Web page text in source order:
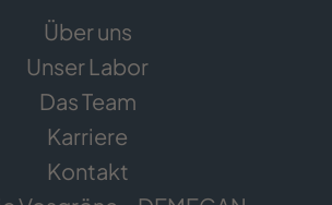
Über uns
Unser Labor
Das Team
Karriere
Kontakt